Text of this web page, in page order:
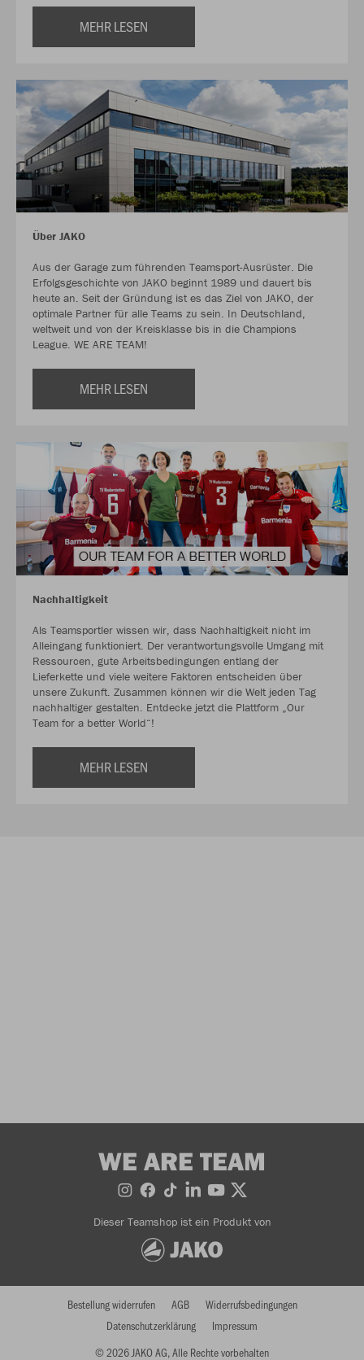
MEHR LESEN
Über JAKO
Aus der Garage zum führenden Teamsport-Ausrüster. Die
Erfolgsgeschichte von JAKO beginnt 1989 und dauert bis
heute an. Seit der Gründung ist es das Ziel von JAKO, der
optimale Partner für alle Teams zu sein. In Deutschland,
weltweit und von der Kreisklasse bis in die Champions
League. WE ARE TEAM!
MEHR LESEN
Nachhaltigkeit
Als Teamsportler wissen wir, dass Nachhaltigkeit nicht im
Alleingang funktioniert. Der verantwortungsvolle Umgang mit
Ressourcen, gute Arbeitsbedingungen entlang der
Lieferkette und viele weitere Faktoren entscheiden über
unsere Zukunft. Zusammen können wir die Welt jeden Tag
nachhaltiger gestalten. Entdecke jetzt die Plattform „Our
Team for a better World“!
MEHR LESEN
WE ARE TEAM
Dieser Teamshop ist ein Produkt von
© 2026 JAKO AG, Alle Rechte vorbehalten
Bestellung widerrufen AGB
Widerrufsbedingungen
Datenschutzerklärung
Impressum